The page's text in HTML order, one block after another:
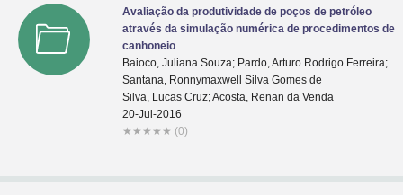
Avaliação da produtividade de poços de petróleo
através da simulação numérica de procedimentos de
canhoneio
Baioco, Juliana Souza; Pardo, Arturo Rodrigo Ferreira;
Santana, Ronnymaxwell Silva Gomes de
Silva, Lucas Cruz; Acosta, Renan da Venda
20-Jul-2016
★ ★ ★ ★ ★ (0)